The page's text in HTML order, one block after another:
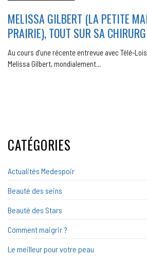
MELISSA GILBERT (LA PETITE
PRAIRIE), TOUT SUR SA
Au cours d’une récente entrevue avec Télé-
Melissa Gilbert, mondialement…
CATÉGORIES
Actualités Medespoir
Beauté des seins
Beauté des Stars
Comment maigrir ?
Le meilleur pour votre peau